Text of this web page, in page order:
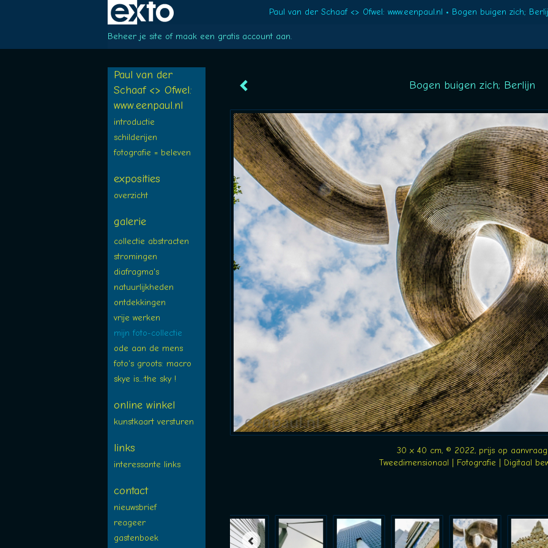
Paul van der Schaaf <> Ofwel: www.eenpaul.nl Bogen buigen zich;
Beheer je site of maak een gratis account aan.
Bogen buigen zich; Berlijn
30 x 40 cm, © 2022, prijs op aanvraag
Tweedimensionaal | Fotografie | Digitaal
Paul van der
Schaaf <> Ofwel:
www.eenpaul.nl
introductie
schilderijen
fotografie = beleven
exposities
overzicht
galerie
collectie abstracten
stromingen
diafragma's
natuurlijkheden
ontdekkingen
vrije werken
mijn foto-collectie
ode aan de mens
foto's groots: macro
skye is...:the sky !
online winkel
kunstkaart versturen
links
interessante links
contact
nieuwsbrief
reageer
gastenboek